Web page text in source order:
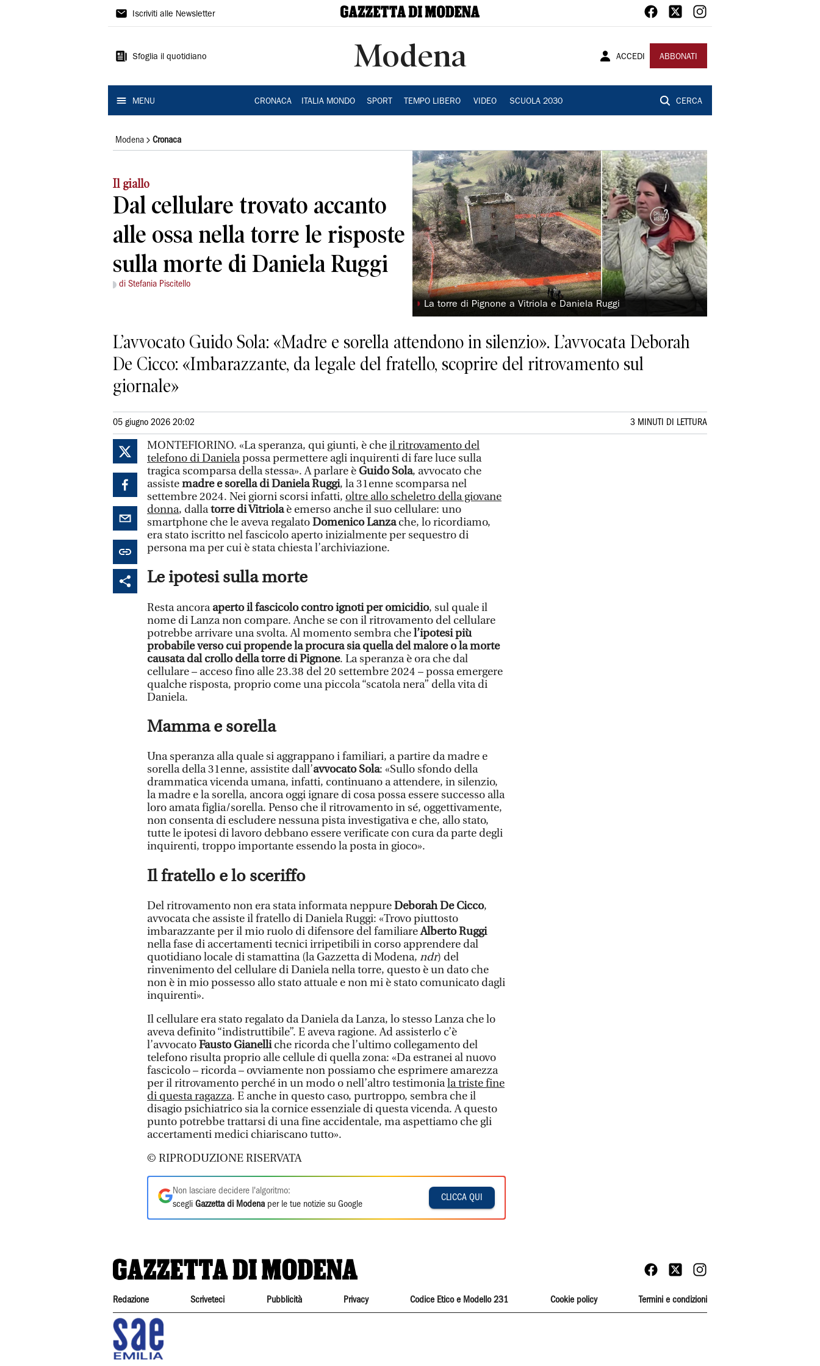
Gazzetta
Modena
Iscriviti alle Newsletter
Sfoglia il quotidiano Modena ACCEDI ABBONATI
MENU CRONACA ITALIA MONDO SPORT TEMPO LIBERO VIDEO SCUOLA 2030 CERCA
Modena Cronaca
Il giallo
Dal cellulare trovato accanto
alle ossa nella torre le risposte
sulla morte di Daniela Ruggi
di Stefania Piscitello
◗ La torre di Pignone a Vitriola e Daniela Ruggi
L’avvocato Guido Sola: «Madre e sorella attendono in silenzio». L’avvocata Deborah
De Cicco: «Imbarazzante, da legale del fratello, scoprire del ritrovamento sul
giornale»
05 giugno 2026 20:02 3 MINUTI DI LETTURA
MONTEFIORINO. «La speranza, qui giunti, è cheil ritrovamento del
telefono di Danielapossa permettere agli inquirenti di fare luce sulla
tragica scomparsa della stessa». A parlare èGuido Sola, avvocato che
assistemadre e sorella di Daniela Ruggi, la 31enne scomparsa nel
settembre 2024. Nei giorni scorsi infatti, oltre allo scheletro della giovane
donna, dallatorre di Vitriolaè emerso anche il suo cellulare: uno
smartphone che le aveva regalatoDomenico Lanzache, lo ricordiamo,
era stato iscritto nel fascicolo aperto inizialmente per sequestro di
persona ma per cui è stata chiesta l’archiviazione.
Le ipotesi sulla morte
Resta ancoraaperto il fascicolo contro ignoti per omicidio, sul quale il
nome di Lanza non compare. Anche se con il ritrovamento del cellulare
potrebbe arrivare una svolta. Al momento sembra chel’ipotesi più
probabile verso cui propende la procura sia quella del malore o la morte
causata dal crollo della torre di Pignone. La speranza è ora che dal
cellulare – acceso fino alle 23.38 del 20 settembre 2024 – possa emergere
qualche risposta, proprio come una piccola “scatola nera” della vita di
Daniela.
Mamma e sorella
Una speranza alla quale si aggrappano i familiari, a partire da madre e
sorella della 31enne, assistite dall’avvocato Sola: «Sullo sfondo della
drammatica vicenda umana, infatti, continuano a attendere, in silenzio,
la madre e la sorella, ancora oggi ignare di cosa possa essere successo alla
loro amata figlia/sorella. Penso che il ritrovamento in sé, oggettivamente,
non consenta di escludere nessuna pista investigativa e che, allo stato,
tutte le ipotesi di lavoro debbano essere verificate con cura da parte degli
inquirenti, troppo importante essendo la posta in gioco».
Il fratello e lo sceriffo
Del ritrovamento non era stata informata neppureDeborah De Cicco,
avvocata che assiste il fratello di Daniela Ruggi: «Trovo piuttosto
imbarazzante per il mio ruolo di difensore del familiareAlberto Ruggi
nella fase di accertamenti tecnici irripetibili in corso apprendere dal
quotidiano locale di stamattina (la Gazzetta di Modena, ndr) del
rinvenimento del cellulare di Daniela nella torre, questo è un dato che
non è in mio possesso allo stato attuale e non mi è stato comunicato dagli
inquirenti».
Il cellulare era stato regalato da Daniela da Lanza, lo stesso Lanza che lo
aveva definito “indistruttibile”. E aveva ragione. Ad assisterlo c’è
l’avvocatoFausto Gianelliche ricorda che l’ultimo collegamento del
telefono risulta proprio alle cellule di quella zona: «Da estranei al nuovo
fascicolo – ricorda – ovviamente non possiamo che esprimere amarezza
per il ritrovamento perché in un modo o nell’altro testimoniala triste fine
di questa ragazza. E anche in questo caso, purtroppo, sembra che il
disagio psichiatrico sia la cornice essenziale di questa vicenda. A questo
punto potrebbe trattarsi di una fine accidentale, ma aspettiamo che gli
accertamenti medici chiariscano tutto».
© RIPRODUZIONE RISERVATA
Non lasciare decidere l'algoritmo:
scegli Gazzetta di Modena per le tue notizie su Google
CLICCA QUI
Redazione Scriveteci Pubblicità Privacy Codice Etico e Modello 231 Cookie policy Termini e condizioni